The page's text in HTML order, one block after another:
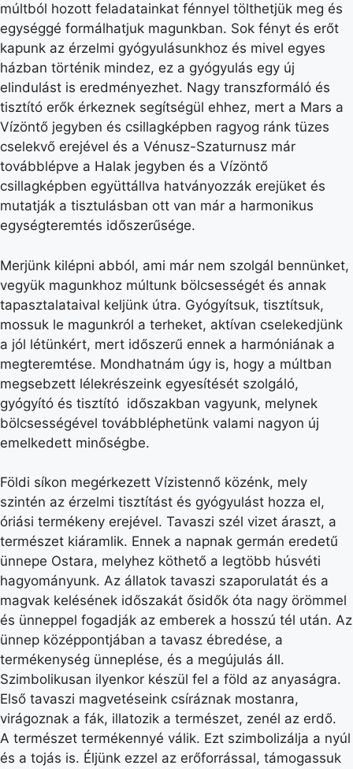
múltból hozott feladatainkat fénnyel tölthetjük meg és
egységgé formálhatjuk magunkban. Sok fényt és erőt
kapunk az érzelmi gyógyulásunkhoz és mivel egyes
házban történik mindez, ez a gyógyulás egy új
elindulást is eredményezhet. Nagy transzformáló és
tisztító erők érkeznek segítségül ehhez, mert a Mars a
Vízöntő jegyben és csillagképben ragyog ránk tüzes
cselekvő erejével és a Vénusz-Szaturnusz már
továbblépve a Halak jegyben és a Vízöntő
csillagképben együttállva hatványozzák erejüket és
mutatják a tisztulásban ott van már a harmonikus
egységteremtés időszerűsége.
Merjünk kilépni abból, ami már nem szolgál bennünket,
vegyük magunkhoz múltunk bölcsességét és annak
tapasztalataival keljünk útra. Gyógyítsuk, tisztítsuk,
mossuk le magunkról a terheket, aktívan cselekedjünk
a jól létünkért, mert időszerű ennek a harmóniának a
megteremtése. Mondhatnám úgy is, hogy a múltban
megsebzett lélekrészeink egyesítését szolgáló,
gyógyító és tisztító időszakban vagyunk, melynek
bölcsességével továbbléphetünk valami nagyon új
emelkedett minőségbe.
Földi síkon megérkezett Vízistennő közénk, mely
szintén az érzelmi tisztítást és gyógyulást hozza el,
óriási termékeny erejével. Tavaszi szél vizet áraszt, a
természet kiáramlik. Ennek a napnak germán eredetű
ünnepe Ostara, melyhez köthető a legtöbb húsvéti
hagyományunk. Az állatok tavaszi szaporulatát és a
magvak kelésének időszakát ősidők óta nagy örömmel
és ünneppel fogadják az emberek a hosszú tél után. Az
ünnep középpontjában a tavasz ébredése, a
termékenység ünneplése, és a megújulás áll.
Szimbolikusan ilyenkor készül fel a föld az anyaságra.
Első tavaszi magvetéseink csíráznak mostanra,
virágoznak a fák, illatozik a természet, zenél az erdő.
A természet termékennyé válik. Ezt szimbolizálja a nyúl
és a tojás is. Éljünk ezzel az erőforrással, támogassuk